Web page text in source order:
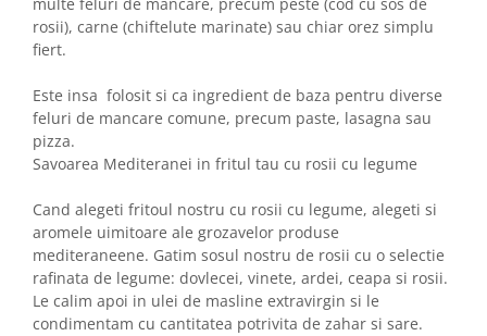
rosii), carne (chiftelute marinate) sau chiar orez simplu
fiert.
Este insa folosit si ca ingredient de baza pentru diverse
feluri de mancare comune, precum paste, lasagna sau
pizza.
Savoarea Mediteranei in fritul tau cu rosii cu legume
Cand alegeti fritoul nostru cu rosii cu legume, alegeti si
aromele uimitoare ale grozavelor produse
mediteraneene. Gatim sosul nostru de rosii cu o selectie
rafinata de legume: dovlecei, vinete, ardei, ceapa si rosii.
Le calim apoi in ulei de masline extravirgin si le
condimentam cu cantitatea potrivita de zahar si sare.